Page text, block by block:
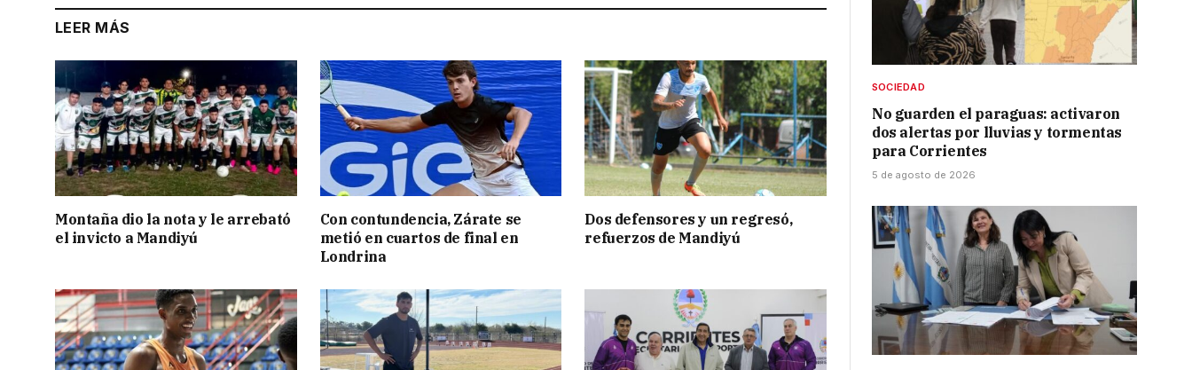
LEER MÁS
Montaña dio la nota y le arrebató
el invicto a Mandiyú
Con contundencia, Zárate se
metió en cuartos de final en
Londrina
Dos defensores y un regresó,
refuerzos de Mandiyú
SOCIEDAD
No guarden el paraguas: activaron
dos alertas por lluvias y tormentas
para Corrientes
5 de agosto de 2026